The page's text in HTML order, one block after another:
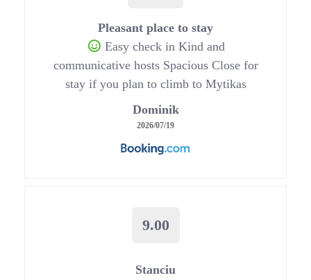
Pleasant place to stay
Easy check in Kind and
communicative hosts Spacious Close for
stay if you plan to climb to Mytikas
Dominik
2026/07/19
9.00
Stanciu